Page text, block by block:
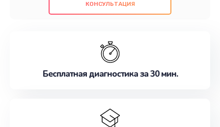
проведенных работ. Наша цель - предоставить
наилучшим образом. Не медлите записаться на
КОНСУЛЬТАЦИЯ
Бесплатная диагностика за 30 мин.